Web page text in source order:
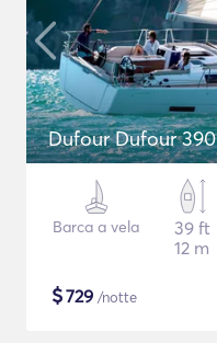
Dufour Dufour 390
Barca a vela
39 ft
12 m
$729 /notte